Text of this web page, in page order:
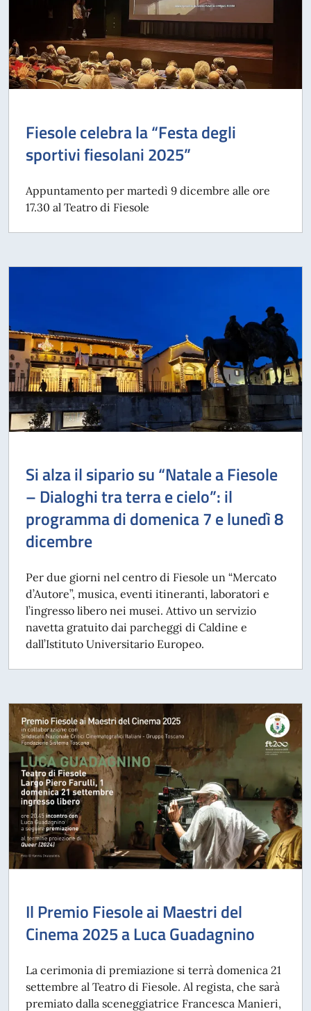
Fiesole celebra la “Festa degli
sportivi fiesolani 2025”
Appuntamento per martedì 9 dicembre alle ore
17.30 al Teatro di Fiesole
Si alza il sipario su “Natale a Fiesole
– Dialoghi tra terra e cielo”: il
programma di domenica 7 e lunedì 8
dicembre
Per due giorni nel centro di Fiesole un “Mercato
d’Autore”, musica, eventi itineranti, laboratori e
l’ingresso libero nei musei. Attivo un servizio
navetta gratuito dai parcheggi di Caldine e
dall’Istituto Universitario Europeo.
Il Premio Fiesole ai Maestri del
Cinema 2025 a Luca Guadagnino
La cerimonia di premiazione si terrà domenica 21
settembre al Teatro di Fiesole. Al regista, che sarà
premiato dalla sceneggiatrice Francesca Manieri,